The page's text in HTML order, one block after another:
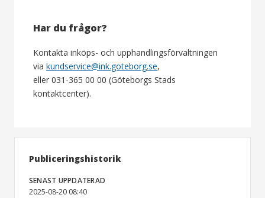
Har du frågor?
Kontakta inköps- och upphandlingsförvaltningen
via kundservice@ink.goteborg.se,
eller 031-365 00 00 (Göteborgs Stads
kontaktcenter).
Publiceringshistorik
SENAST UPPDATERAD
2025-08-20 08:40